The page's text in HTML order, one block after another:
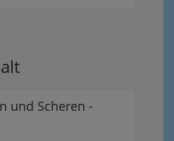
und Scheren -